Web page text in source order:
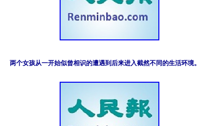
两个女孩从一开始似曾相识的遭遇到后来进入截然不同的生活环境。